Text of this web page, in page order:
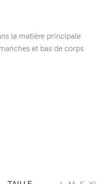
la matière principale
et bas de corps